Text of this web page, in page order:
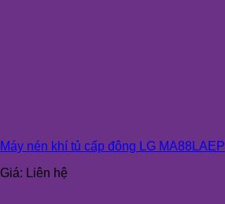
Máy nén khí tủ cấp đông LG MA88LAEP
Giá: Liên hệ